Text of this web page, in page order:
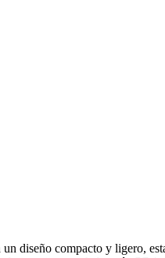
diseño compacto y ligero,